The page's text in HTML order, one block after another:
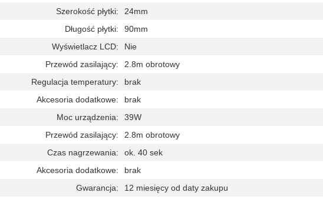
Szerokość płytki:
24mm
Długość płytki:
90mm
Wyświetlacz LCD:
Nie
Przewód zasilający:
2.8m obrotowy
Regulacja temperatury:
brak
Akcesoria dodatkowe:
brak
Moc urządzenia:
39W
Przewód zasilający:
2.8m obrotowy
Czas nagrzewania:
ok. 40 sek
Akcesoria dodatkowe:
brak
Gwarancja:
12 miesięcy od daty zakupu